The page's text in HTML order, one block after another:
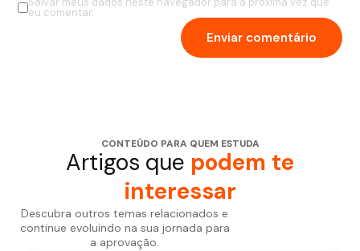
eu comentar.
CONTEÚDO PARA QUEM ESTUDA
Artigos que podem te
interessar
Descubra outros temas relacionados e
continue evoluindo na sua jornada para
a aprovação.